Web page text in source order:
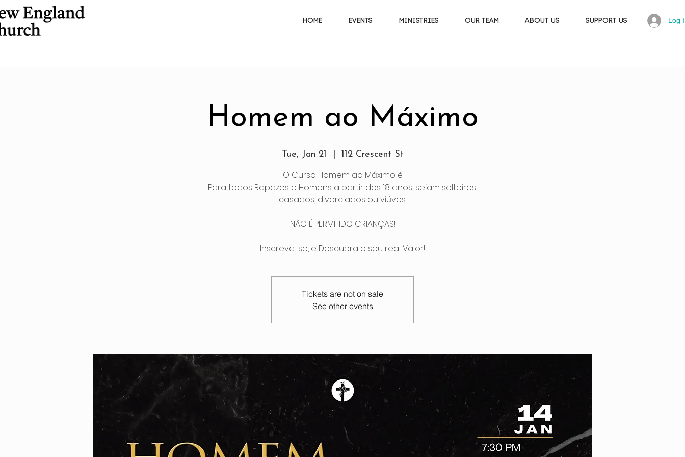
HOME EVENTS MINISTRIES OUR TEAM ABOUT US SUPPORT US Log
Homem ao Máximo
Tue, Jan 21 112 Crescent St
O Curso Homem ao Máximo é
Para todos Rapazes e Homens a partir dos 18 anos, sejam solteiros,
casados, divorciados ou viúvos.
NÃO É PERMITIDO CRIANÇAS!
Inscreva-se, e Descubra o seu real Valor!
Tickets are not on sale
See other events